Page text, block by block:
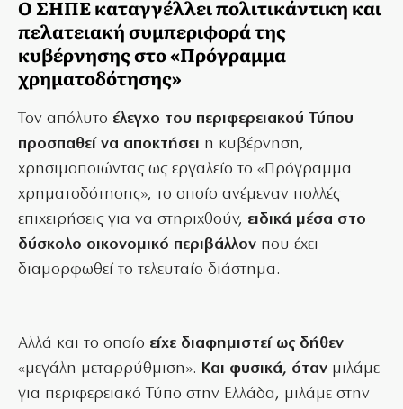
Ο ΣΗΠΕ καταγγέλλει πολιτικάντικη και
πελατειακή συμπεριφορά της
κυβέρνησης στο «Πρόγραμμα
χρηματοδότησης»
Τον απόλυτο έλεγχο του περιφερειακού Τύπου
προσπαθεί να αποκτήσει η κυβέρνηση,
χρησιμοποιώντας ως εργαλείο το «Πρόγραμμα
χρηματοδότησης», το οποίο ανέμεναν πολλές
επιχειρήσεις για να στηριχθούν, ειδικά μέσα στο
δύσκολο οικονομικό περιβάλλον που έχει
διαμορφωθεί το τελευταίο διάστημα.
Αλλά και το οποίο είχε διαφημιστεί ως δήθεν
«μεγάλη μεταρρύθμιση». Και φυσικά, όταν μιλάμε
για περιφερειακό Τύπο στην Ελλάδα, μιλάμε στην